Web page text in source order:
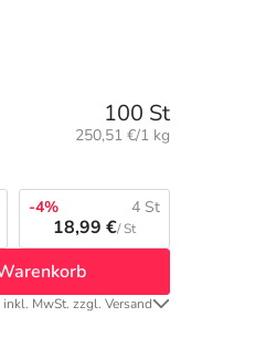
100 St
Grundpreis:
250,51 €/1 kg
-4% 4 St
18,99 €/ St
inkl. MwSt. zzgl. Versand